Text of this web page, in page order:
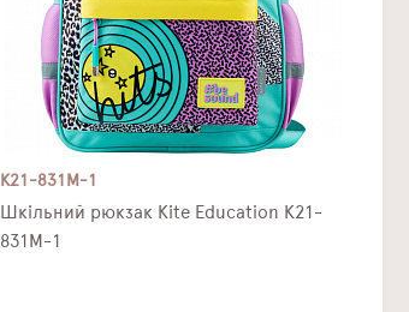
K21-831M-1
Шкільний рюкзак Kite Education K21-
831M-1